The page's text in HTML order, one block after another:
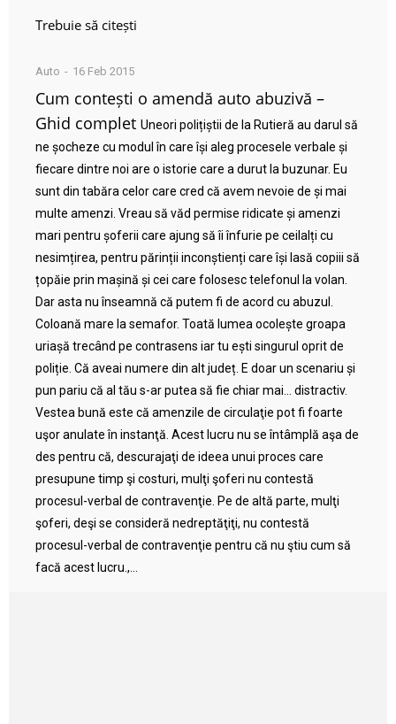
Trebuie să citești
Auto 16 Feb 2015
Cum contești o amendă auto abuzivă –
Ghid complet Uneori polițiștii de la Rutieră au darul să
ne șocheze cu modul în care își aleg procesele verbale și
fiecare dintre noi are o istorie care a durut la buzunar. Eu
sunt din tabăra celor care cred că avem nevoie de și mai
multe amenzi. Vreau să văd permise ridicate și amenzi
mari pentru șoferii care ajung să îi înfurie pe ceilalți cu
nesimțirea, pentru părinții inconștienți care își lasă copiii să
țopăie prin mașină și cei care folosesc telefonul la volan.
Dar asta nu înseamnă că putem fi de acord cu abuzul.
Coloană mare la semafor. Toată lumea ocolește groapa
uriașă trecând pe contrasens iar tu ești singurul oprit de
poliție. Că aveai numere din alt județ. E doar un scenariu și
pun pariu că al tău s-ar putea să fie chiar mai… distractiv.
Vestea bună este că amenzile de circulaţie pot fi foarte
uşor anulate în instanţă. Acest lucru nu se întâmplă aşa de
des pentru că, descurajaţi de ideea unui proces care
presupune timp şi costuri, mulţi şoferi nu contestă
procesul-verbal de contravenţie. Pe de altă parte, mulţi
şoferi, deşi se consideră nedreptăţiţi, nu contestă
procesul-verbal de contravenţie pentru că nu ştiu cum să
facă acest lucru.,...